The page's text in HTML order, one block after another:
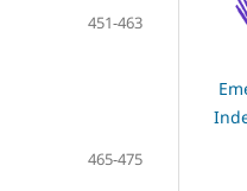
451-463
465-475